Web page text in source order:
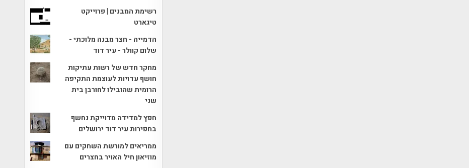
רשימת המבנים | פרוייקט
טיגארט
הדמייה - חצר מבנה מלוכתי -
שלום קוולר - עיר דוד
מחקר חדש של רשות עתיקות
חושף עדויות לעוצמת התקיפה
הרומית שהובילו לחורבן בית
שני
חפץ למדידה מדוייקת נחשף
בחפירות עיר דוד ירושלים
ממריאים למורשת השחקים עם
מוזיאון חיל האויר בחצרים